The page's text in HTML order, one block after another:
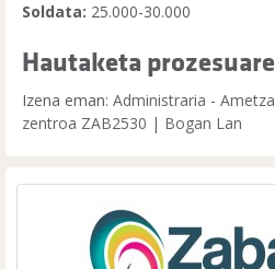
Soldata: 25.000-30.000
Hautaketa
Izena eman: Administraria -
zentroa ZAB2530 | Bogan Lan